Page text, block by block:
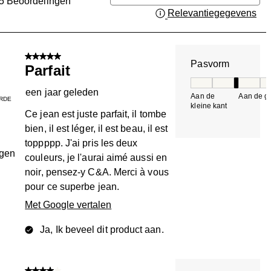
Relevantiegegevens
5 van 5 sterren.
Parfait
een jaar geleden
Ce jean est juste parfait, il tombe
bien, il est léger, il est beau, il est
toppppp. J'ai pris les deux
couleurs, je l'aurai aimé aussi en
noir, pensez-y C&A. Merci à vous
pour ce superbe jean.
Met Google vertalen
Ja, Ik beveel dit product aan.
Pasvorm
Aan de
kleine kant
Aan de